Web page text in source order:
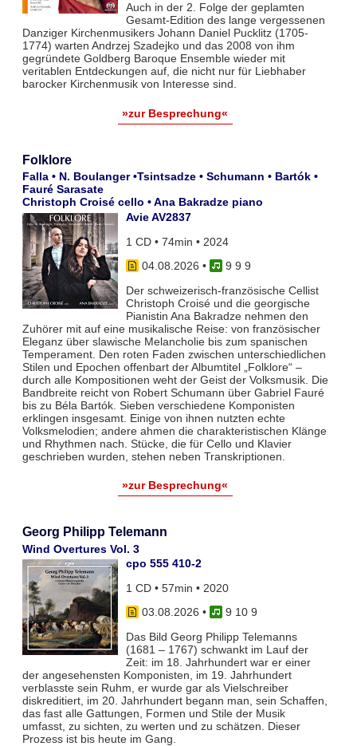
Auch in der 2. Folge der geplamten
Gesamt-Edition des lange vergessenen
Danziger Kirchenmusikers Johann Daniel Pucklitz (1705-
1774) warten Andrzej Szadejko und das 2008 von ihm
gegründete Goldberg Baroque Ensemble wieder mit
veritablen Entdeckungen auf, die nicht nur für Liebhaber
barocker Kirchenmusik von Interesse sind.
»zur Besprechung«
Folklore
Falla • N. Boulanger •Tsintsadze • Schumann • Bartók •
Fauré Sarasate
Christoph Croisé cello • Ana Bakradze piano
Avie AV2837
1 CD • 74min • 2024
04.08.2026 •
9 9 9
Der schweizerisch-französische Cellist
Christoph Croisé und die georgische
Pianistin Ana Bakradze nehmen den
Zuhörer mit auf eine musikalische Reise: von französischer
Eleganz über slawische Melancholie bis zum spanischen
Temperament. Den roten Faden zwischen unterschiedlichen
Stilen und Epochen offenbart der Albumtitel „Folklore“ –
durch alle Kompositionen weht der Geist der Volksmusik. Die
Bandbreite reicht von Robert Schumann über Gabriel Fauré
bis zu Béla Bartók. Sieben verschiedene Komponisten
erklingen insgesamt. Einige von ihnen nutzten echte
Volksmelodien; andere ahmen die charakteristischen Klänge
und Rhythmen nach. Stücke, die für Cello und Klavier
geschrieben wurden, stehen neben Transkriptionen.
»zur Besprechung«
Georg Philipp Telemann
Wind Overtures Vol. 3
cpo 555 410-2
1 CD • 57min • 2020
03.08.2026 •
9 10 9
Das Bild Georg Philipp Telemanns
(1681 – 1767) schwankt im Lauf der
Zeit: im 18. Jahrhundert war er einer
der angesehensten Komponisten, im 19. Jahrhundert
verblasste sein Ruhm, er wurde gar als Vielschreiber
diskreditiert, im 20. Jahrhundert begann man, sein Schaffen,
das fast alle Gattungen, Formen und Stile der Musik
umfasst, zu sichten, zu werten und zu schätzen. Dieser
Prozess ist bis heute im Gang.